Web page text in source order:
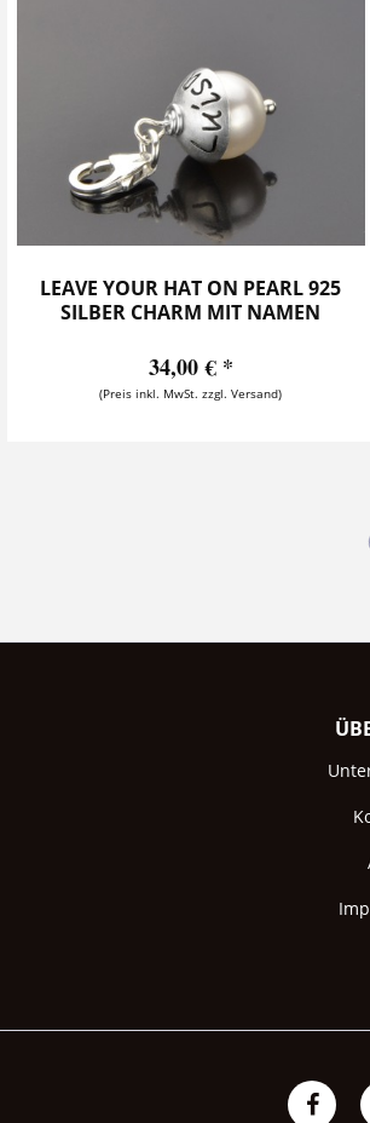
LEAVE YOUR HAT ON PEARL 925
SILBER CHARM MIT NAMEN
34,00 € *
(Preis inkl. MwSt. zzgl. Versand)